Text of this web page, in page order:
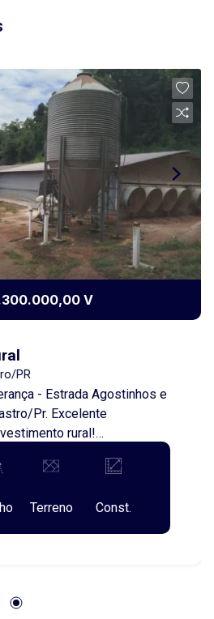
V
PR
- Estrada Agostinhos e
Excelente
rural!
chácara à venda,
do Campo do Meio, próxima
possui 3,6 alqueires e
completa para quem
para alojar 32 mil
Terreno
Const.